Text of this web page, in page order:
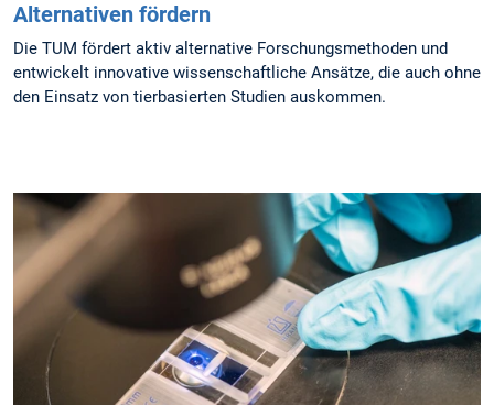
Alternativen fördern
Die TUM fördert aktiv alternative Forschungsmethoden und
entwickelt innovative wissenschaftliche Ansätze, die auch ohne
den Einsatz von tierbasierten Studien auskommen.